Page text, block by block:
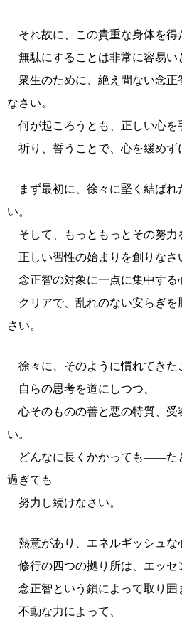
それ故に、この貴重な身体を得
無駄にすることは非常に容易い
衆生のために、絶え間ない念正
なさい。
何が起ころうとも、正しい心を
祈り、誓うことで、心を緩めず
まず最初に、徐々に堅く結ばれ
い。
そして、もっともっとその努力
正しい習性の始まりを創りなさ
念正智の対象に一点に集中する
クリアで、乱れのない安らぎを
さい。
徐々に、そのように慣れてきた
自らの思考を道にしつつ、
心そのものの善と悪の特質、受
い。
どんなに長くかかっても――た
過ぎても――
努力し続けなさい。
熱意があり、エネルギッシュな
修行の四つの拠り所は、エッセ
念正智という鎖によって取り囲
不動な力によって、